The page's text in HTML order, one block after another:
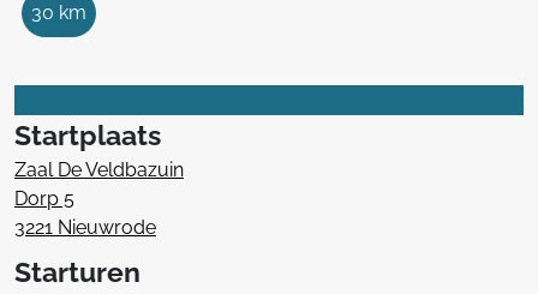
30 km
Startplaats
Zaal De Veldbazuin
Dorp 5
3221 Nieuwrode
Starturen